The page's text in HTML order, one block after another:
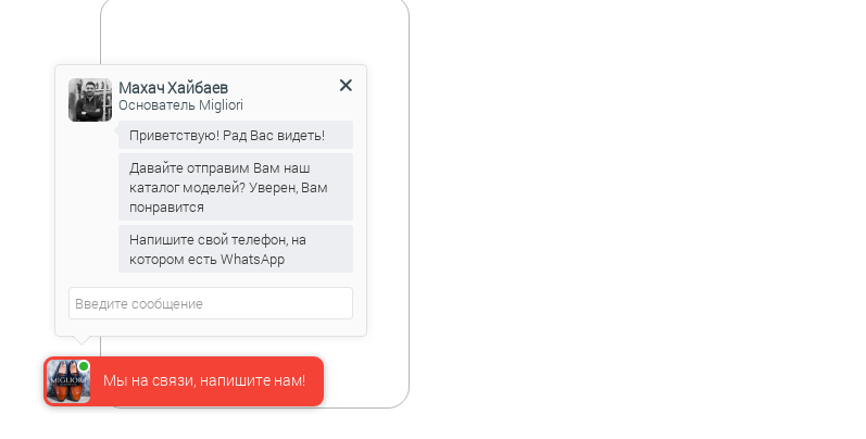
Мы на связи, напишите нам!
Махач Хайбаев
Основатель Migliori
Приветствую! Рад Вас видеть!
Давайте отправим Вам наш
каталог моделей? Уверен, Вам
понравится
Напишите свой телефон, на
котором есть WhatsApp